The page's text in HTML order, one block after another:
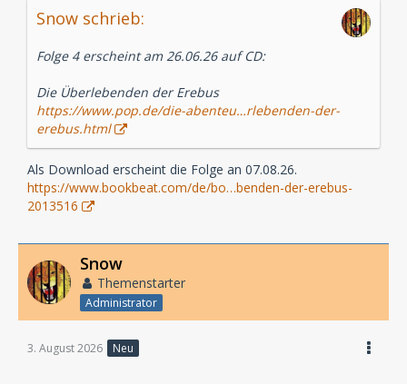
Snow schrieb:
Folge 4 erscheint am 26.06.26 auf CD:
Die Überlebenden der Erebus
https://www.pop.de/die-abenteu…rlebenden-der-
erebus.html
Als Download erscheint die Folge an 07.08.26.
https://www.bookbeat.com/de/bo…benden-der-erebus-
2013516
Snow
Themenstarter
Administrator
3. August 2026 Neu